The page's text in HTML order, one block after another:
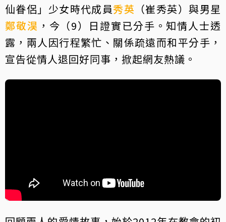
仙眷侶」少女時代成員秀英 （崔秀英）與男星
鄭敬淏 ，今（9）日證實已分手。知情人士透
露，兩人因行程繁忙、關係疏遠而和平分手，
宣告從情人退回好同事，掀起網友熱議。